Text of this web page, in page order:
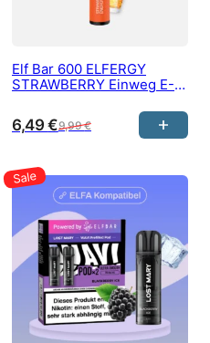
Elf Bar 600 ELFERGY
STRAWBERRY Einweg E-
600 Züge
9,99€
6,49€